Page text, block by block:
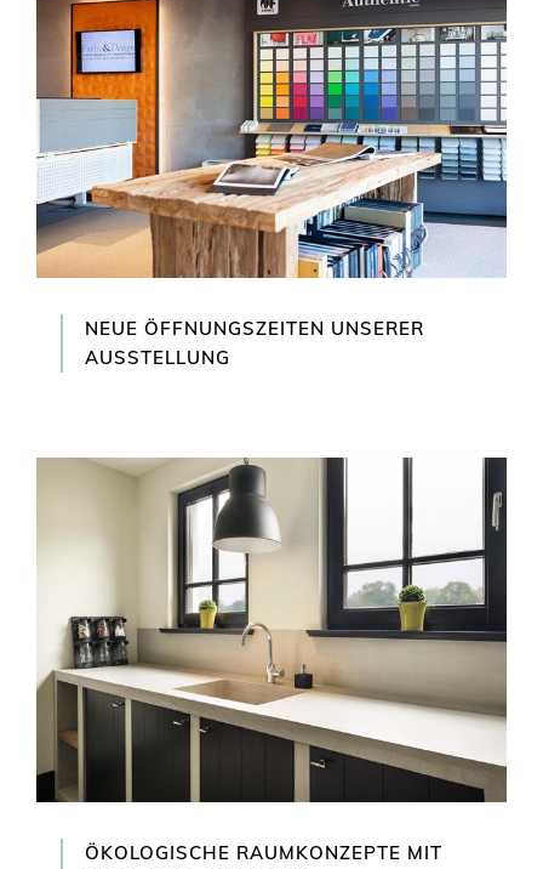
NEUE ÖFFNUNGSZEITEN UNSERER
AUSSTELLUNG
ÖKOLOGISCHE RAUMKONZEPTE MIT